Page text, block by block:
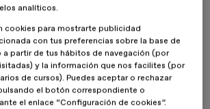
en la cultura de consumo, las bases de la
analíticos.
cookies para mostrarte publicidad
con tus preferencias sobre la base de
partir de tus hábitos de navegación (por
y la información que nos facilites (por
de cursos). Puedes aceptar o rechazar
el botón correspondiente o
el enlace “Configuración de cookies”.